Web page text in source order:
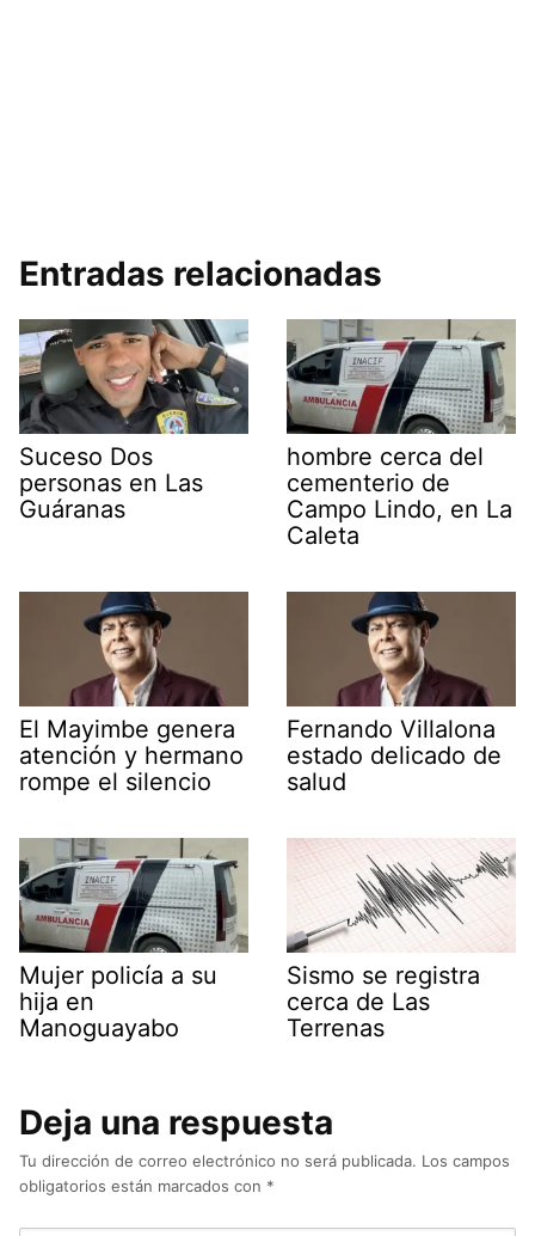
Entradas relacionadas
Suceso Dos
personas en Las
Guáranas
hombre cerca del
cementerio de
Campo Lindo, en La
Caleta
El Mayimbe genera
atención y hermano
rompe el silencio
Fernando Villalona
estado delicado de
salud
Mujer policía a su
hija en
Manoguayabo
Sismo se registra
cerca de Las
Terrenas
Deja una respuesta
Tu dirección de correo electrónico no será publicada. Los campos
obligatorios están marcados con *